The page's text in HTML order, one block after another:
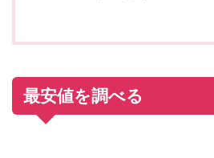
最安値を調べる